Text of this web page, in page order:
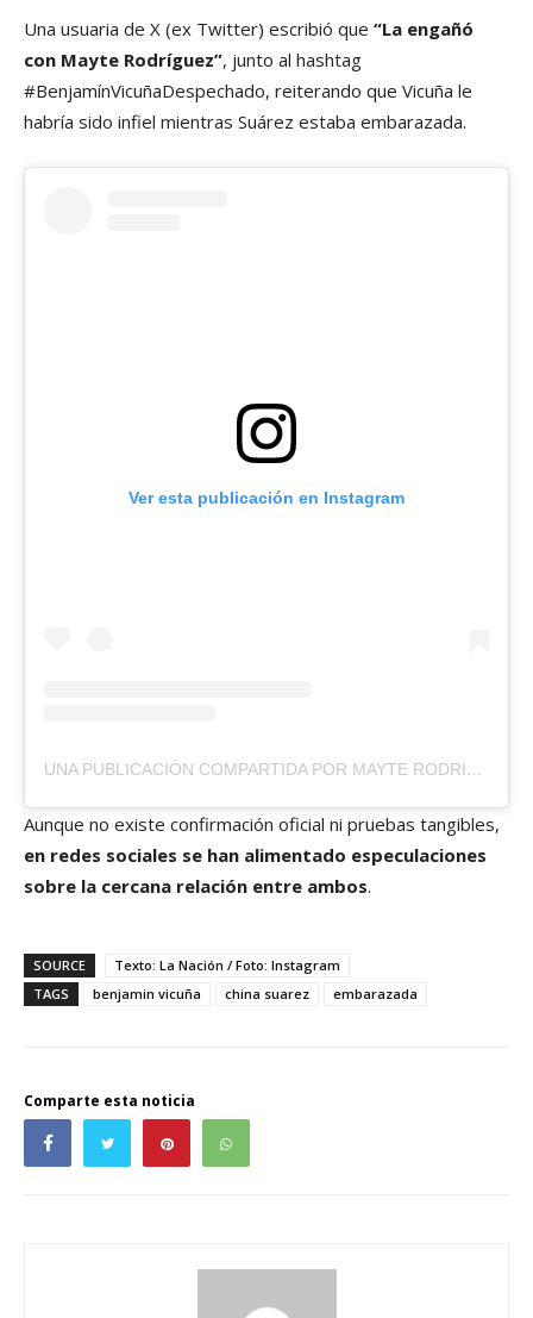
Una usuaria de X (ex Twitter) escribió que “La engañó
con Mayte Rodríguez”, junto al hashtag
#BenjamínVicuñaDespechado, reiterando que Vicuña le
habría sido infiel mientras Suárez estaba embarazada.
Ver esta publicación en Instagram
UNA PUBLICACIÓN COMPARTIDA POR MAYTE RODRIGUEZ (@MMAYTE_RODRIGUEZ)
Aunque no existe confirmación oficial ni pruebas tangibles,
en redes sociales se han alimentado especulaciones
sobre la cercana relación entre ambos.
SOURCE
Texto: La Nación / Foto: Instagram
TAGS
benjamin vicuña china suarez embarazada
Comparte esta noticia